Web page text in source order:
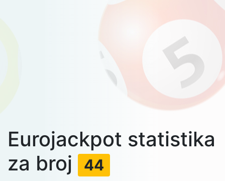
Eurojackpot statistika
za broj
44